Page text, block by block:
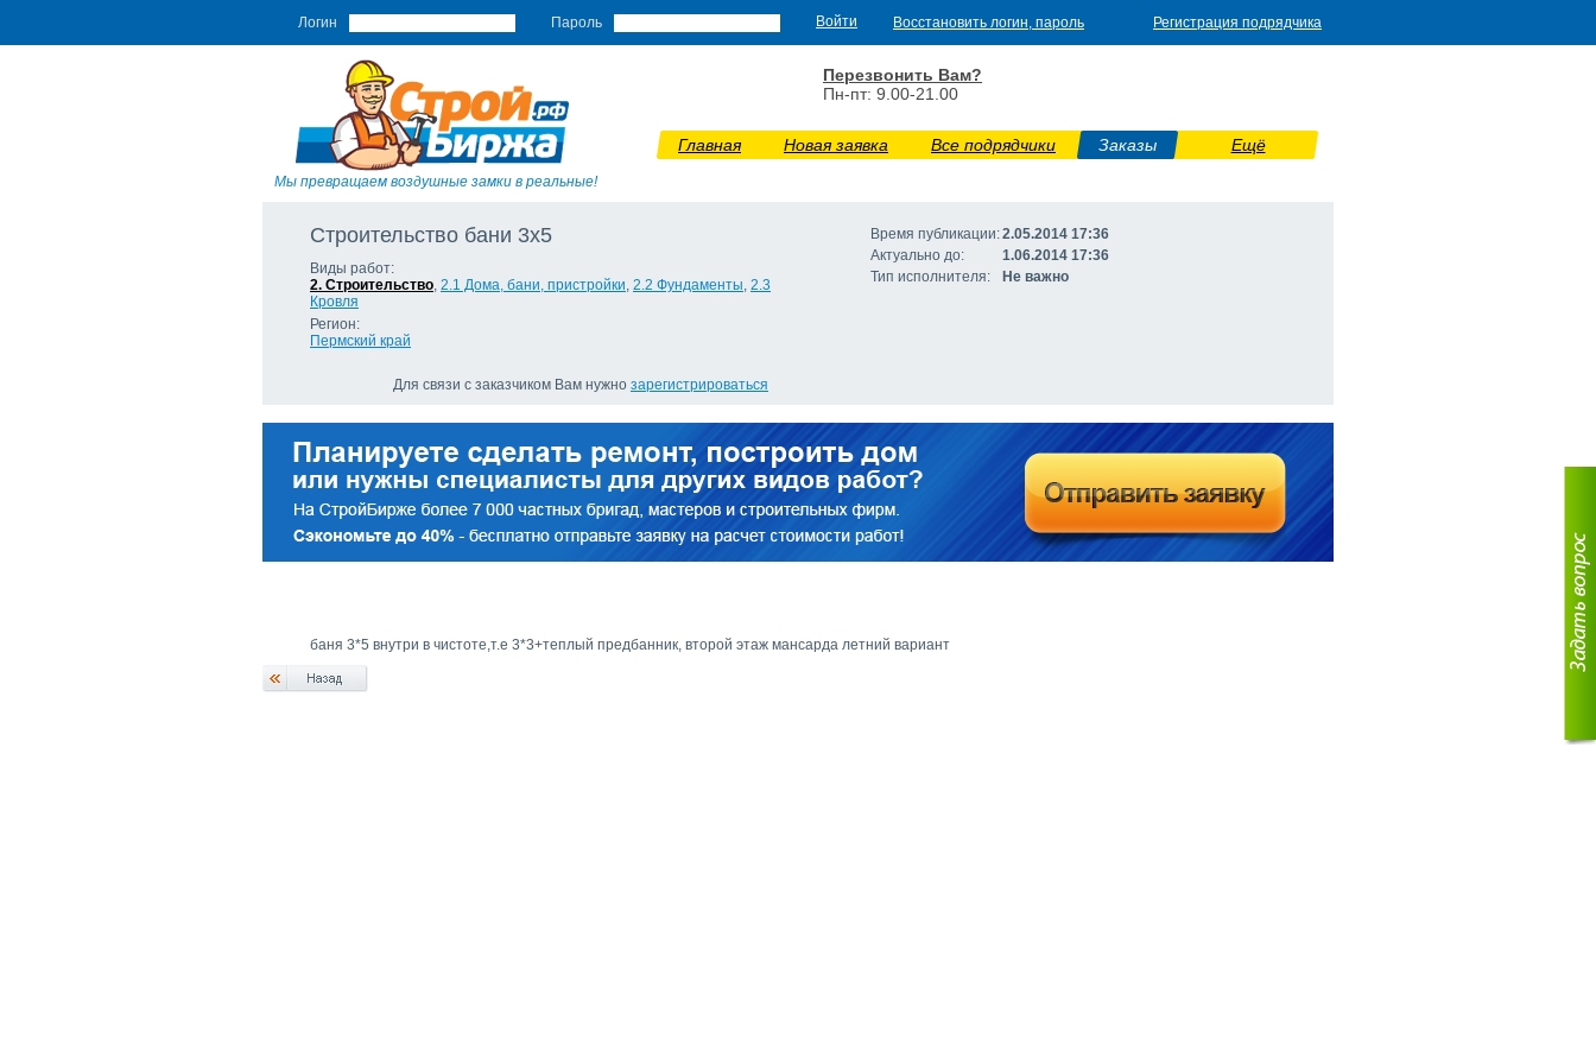
Логин Пароль Восстановить логин, пароль Регистрация подрядчика
Мы превращаем воздушные замки в реальные!
Перезвонить Вам?
Пн-пт: 9.00-21.00
Главная Новая заявка Все подрядчики Заказы Ещё
Строительство бани 3х5
Виды работ:
2. Строительство, 2.1 Дома, бани, пристройки, 2.2 Фундаменты, 2.3
Кровля
Регион:
Пермский край
Время публикации:2.05.2014 17:36
Актуально до:
1.06.2014 17:36
Тип исполнителя:
Не важно
Для связи с заказчиком Вам нужно зарегистрироваться
баня 3*5 внутри в чистоте,т.е 3*3+теплый предбанник, второй этаж мансарда летний вариант